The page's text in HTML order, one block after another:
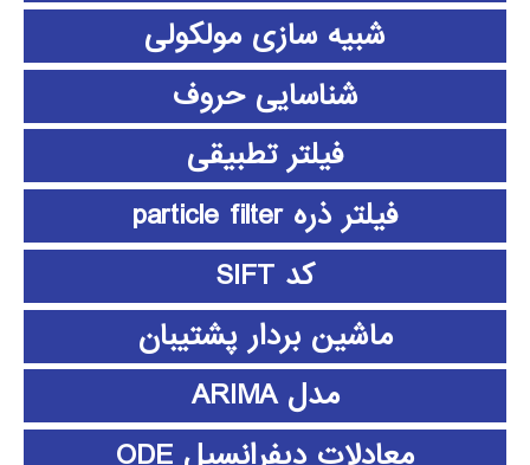
شبیه سازی مولکولی
شناسایی حروف
فیلتر تطبیقی
فیلتر ذره particle filter
کد SIFT
ماشین بردار پشتیبان
مدل ARIMA
معادلات دیفرانسیل ODE